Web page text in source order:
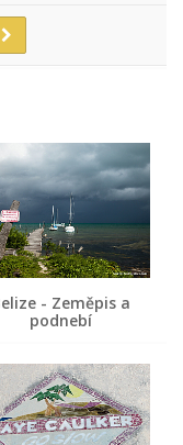
- Zeměpis a
podnebí